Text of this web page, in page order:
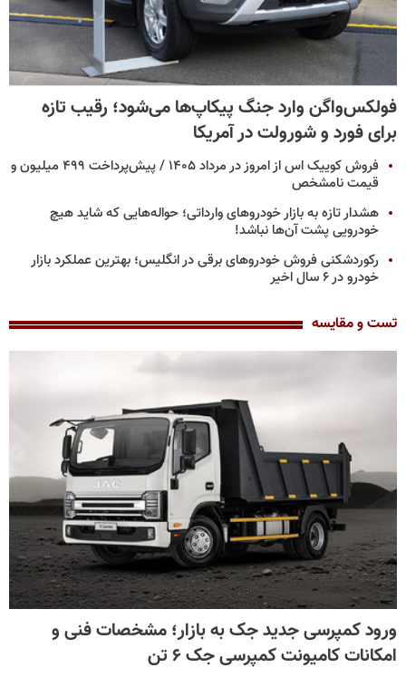
فولکس‌واگن وارد جنگ پیکاپ‌ها می‌شود؛ رقیب تازه
برای فورد و شورولت در آمریکا
فروش کوییک اس از امروز در مرداد ۱۴۰۵ / پیش‌پرداخت ۴۹۹ میلیون و
قیمت نامشخص
هشدار تازه به بازار خودروهای وارداتی؛ حواله‌هایی که شاید هیچ
خودرویی پشت آن‌ها نباشد!
رکوردشکنی فروش خودروهای برقی در انگلیس؛ بهترین عملکرد بازار
خودرو در ۶ سال اخیر
تست و مقایسه
ورود کمپرسی جدید جک به بازار؛ مشخصات فنی و
امکانات کامیونت کمپرسی جک ۶ تن